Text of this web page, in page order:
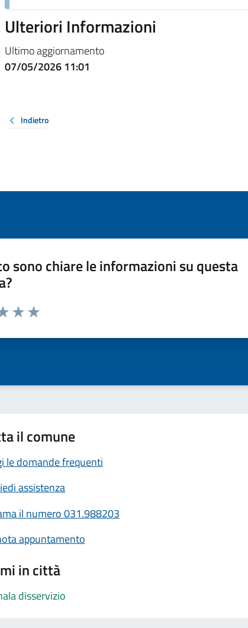
Ulteriori Informazioni
Ultimo aggiornamento
07/05/2026 11:01
Indietro
sono chiare le informazioni su questa
a 5 stelle la pagina
il comune
le domande frequenti
assistenza
il numero 031.988203
appuntamento
in città
disservizio